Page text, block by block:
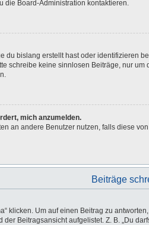
die Board-Administration kontaktieren.
bislang erstellt hast oder identifizieren
schreibe keine sinnlosen Beiträge, nur
mich anzumelden.
an andere Benutzer nutzen, falls diese
Beiträge
klicken. Um auf einen Beitrag zu
Beitragsansicht aufgelistet. Z. B. „Du